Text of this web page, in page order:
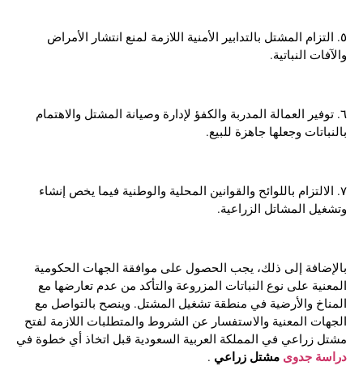
٥. التزام المشتل بالتدابير الأمنية اللازمة لمنع انتشار الأمراض
والآفات النباتية.
٦. توفير العمالة المدربة والكفؤ لإدارة وصيانة المشتل والاهتمام
بالنباتات وجعلها جاهزة للبيع.
٧. الالتزام باللوائح والقوانين المحلية والوطنية فيما يخص إنشاء
وتشغيل المشاتل الزراعية.
بالإضافة إلى ذلك، يجب الحصول على موافقة الجهات الحكومية
المعنية على نوع النباتات المزروعة والتأكد من عدم تعارضها مع
المناخ والأرضية في منطقة تشغيل المشتل. وينصح بالتواصل مع
الجهات المعنية والاستفسار عن الشروط والمتطلبات اللازمة لفتح
مشتل زراعي في المملكة العربية السعودية قبل اتخاذ أي خطوة في
دراسة جدوى مشتل زراعي .